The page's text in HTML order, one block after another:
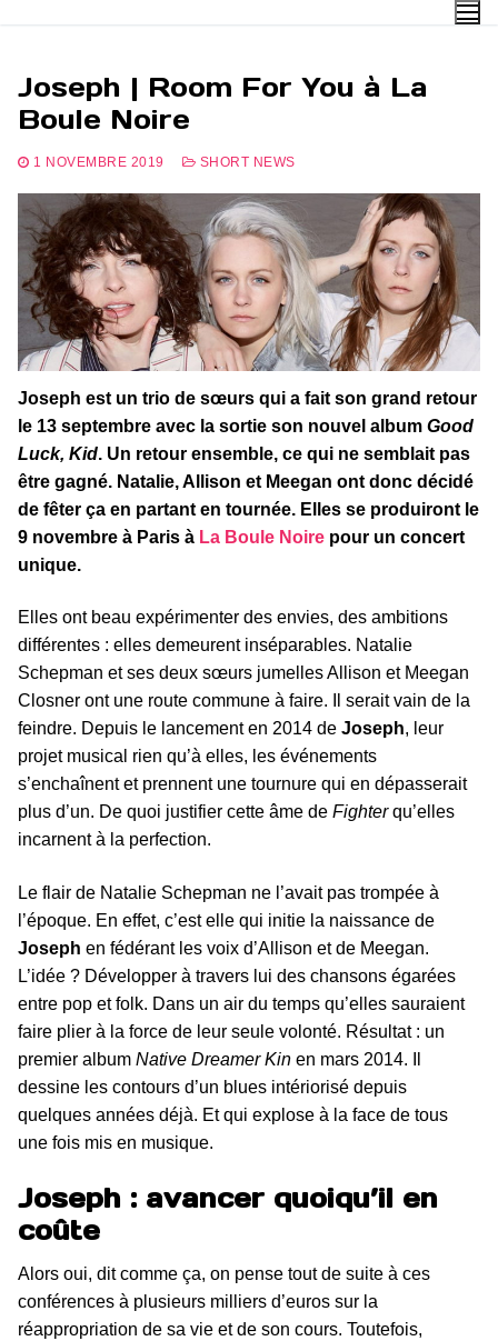
Joseph | Room For You à La
Boule Noire
1 NOVEMBRE 2019 SHORT NEWS
Joseph est un trio de sœurs qui a fait son grand retour
le 13 septembre avec la sortie son nouvel album Good
Luck, Kid. Un retour ensemble, ce qui ne semblait pas
être gagné. Natalie, Allison et Meegan ont donc décidé
de fêter ça en partant en tournée. Elles se produiront le
9 novembre à Paris à La Boule Noire pour un concert
unique.
Elles ont beau expérimenter des envies, des ambitions
différentes : elles demeurent inséparables. Natalie
Schepman et ses deux sœurs jumelles Allison et Meegan
Closner ont une route commune à faire. Il serait vain de la
feindre. Depuis le lancement en 2014 de Joseph, leur
projet musical rien qu’à elles, les événements
s’enchaînent et prennent une tournure qui en dépasserait
plus d’un. De quoi justifier cette âme de Fighterqu’elles
incarnent à la perfection.
Le flair de Natalie Schepman ne l’avait pas trompée à
l’époque. En effet, c’est elle qui initie la naissance de
Joseph en fédérant les voix d’Allison et de Meegan.
L’idée ? Développer à travers lui des chansons égarées
entre pop et folk. Dans un air du temps qu’elles sauraient
faire plier à la force de leur seule volonté. Résultat : un
premier album Native Dreamer Kin en mars 2014. Il
dessine les contours d’un blues intériorisé depuis
quelques années déjà. Et qui explose à la face de tous
une fois mis en musique.
Joseph : avancer quoiqu’il en
coûte
Alors oui, dit comme ça, on pense tout de suite à ces
conférences à plusieurs milliers d’euros sur la
réappropriation de sa vie et de son cours. Toutefois,